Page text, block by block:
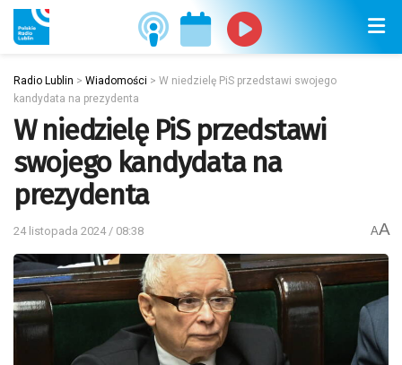
Radio Lublin > Wiadomości > W niedzielę PiS przedstawi swojego
kandydata na prezydenta
W niedzielę PiS przedstawi
swojego kandydata na
prezydenta
24 listopada 2024 / 08:38 AA